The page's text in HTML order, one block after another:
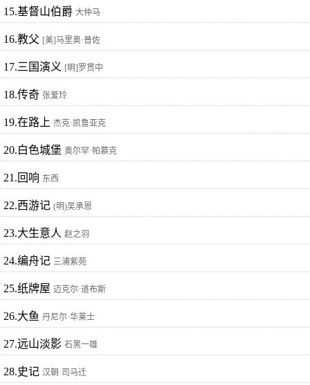
15.基督山伯爵 大仲马
16.教父 [美]马里奥·普佐
17.三国演义 [明]罗贯中
18.传奇 张爱玲
19.在路上 杰克·凯鲁亚克
20.白色城堡 奥尔罕·帕慕克
21.回响 东西
22.西游记 (明)吴承恩
23.大生意人 赵之羽
24.编舟记 三浦紫苑
25.纸牌屋 迈克尔·道布斯
26.大鱼 丹尼尔·华莱士
27.远山淡影 石黑一雄
28.史记 汉朝·司马迁